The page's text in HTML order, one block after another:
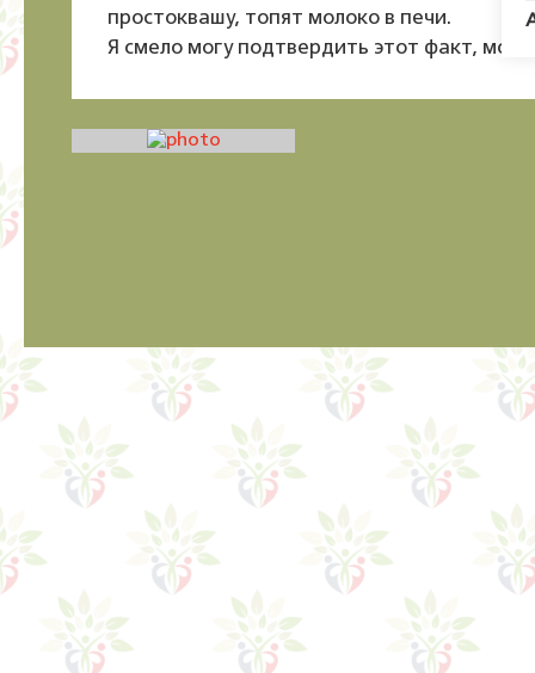
простоквашу, топят молоко в печи.
Я смело могу подтвердить этот факт,